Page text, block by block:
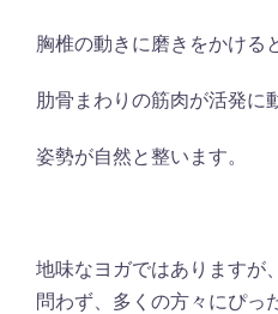
胸椎の動きに磨きをかける
肋骨まわりの筋肉が活発に
姿勢が自然と整います。
地味なヨガではありますが
問わず、多くの方々にぴっ